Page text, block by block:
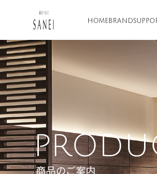
HOME BRAND
商品のご案内